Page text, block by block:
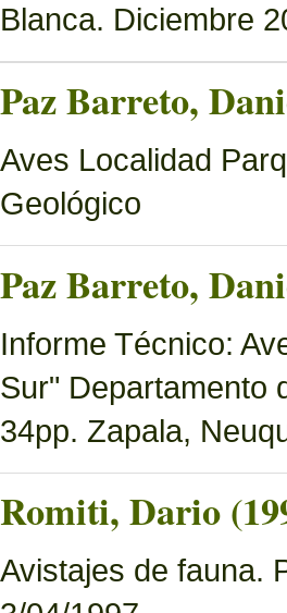
Blanca. Diciembre
Paz Barreto,
Aves Localidad
Geológico
Paz Barreto,
Informe Técnico:
Sur" Departamento
34pp. Zapala,
Romiti, Dario
Avistajes de fauna.